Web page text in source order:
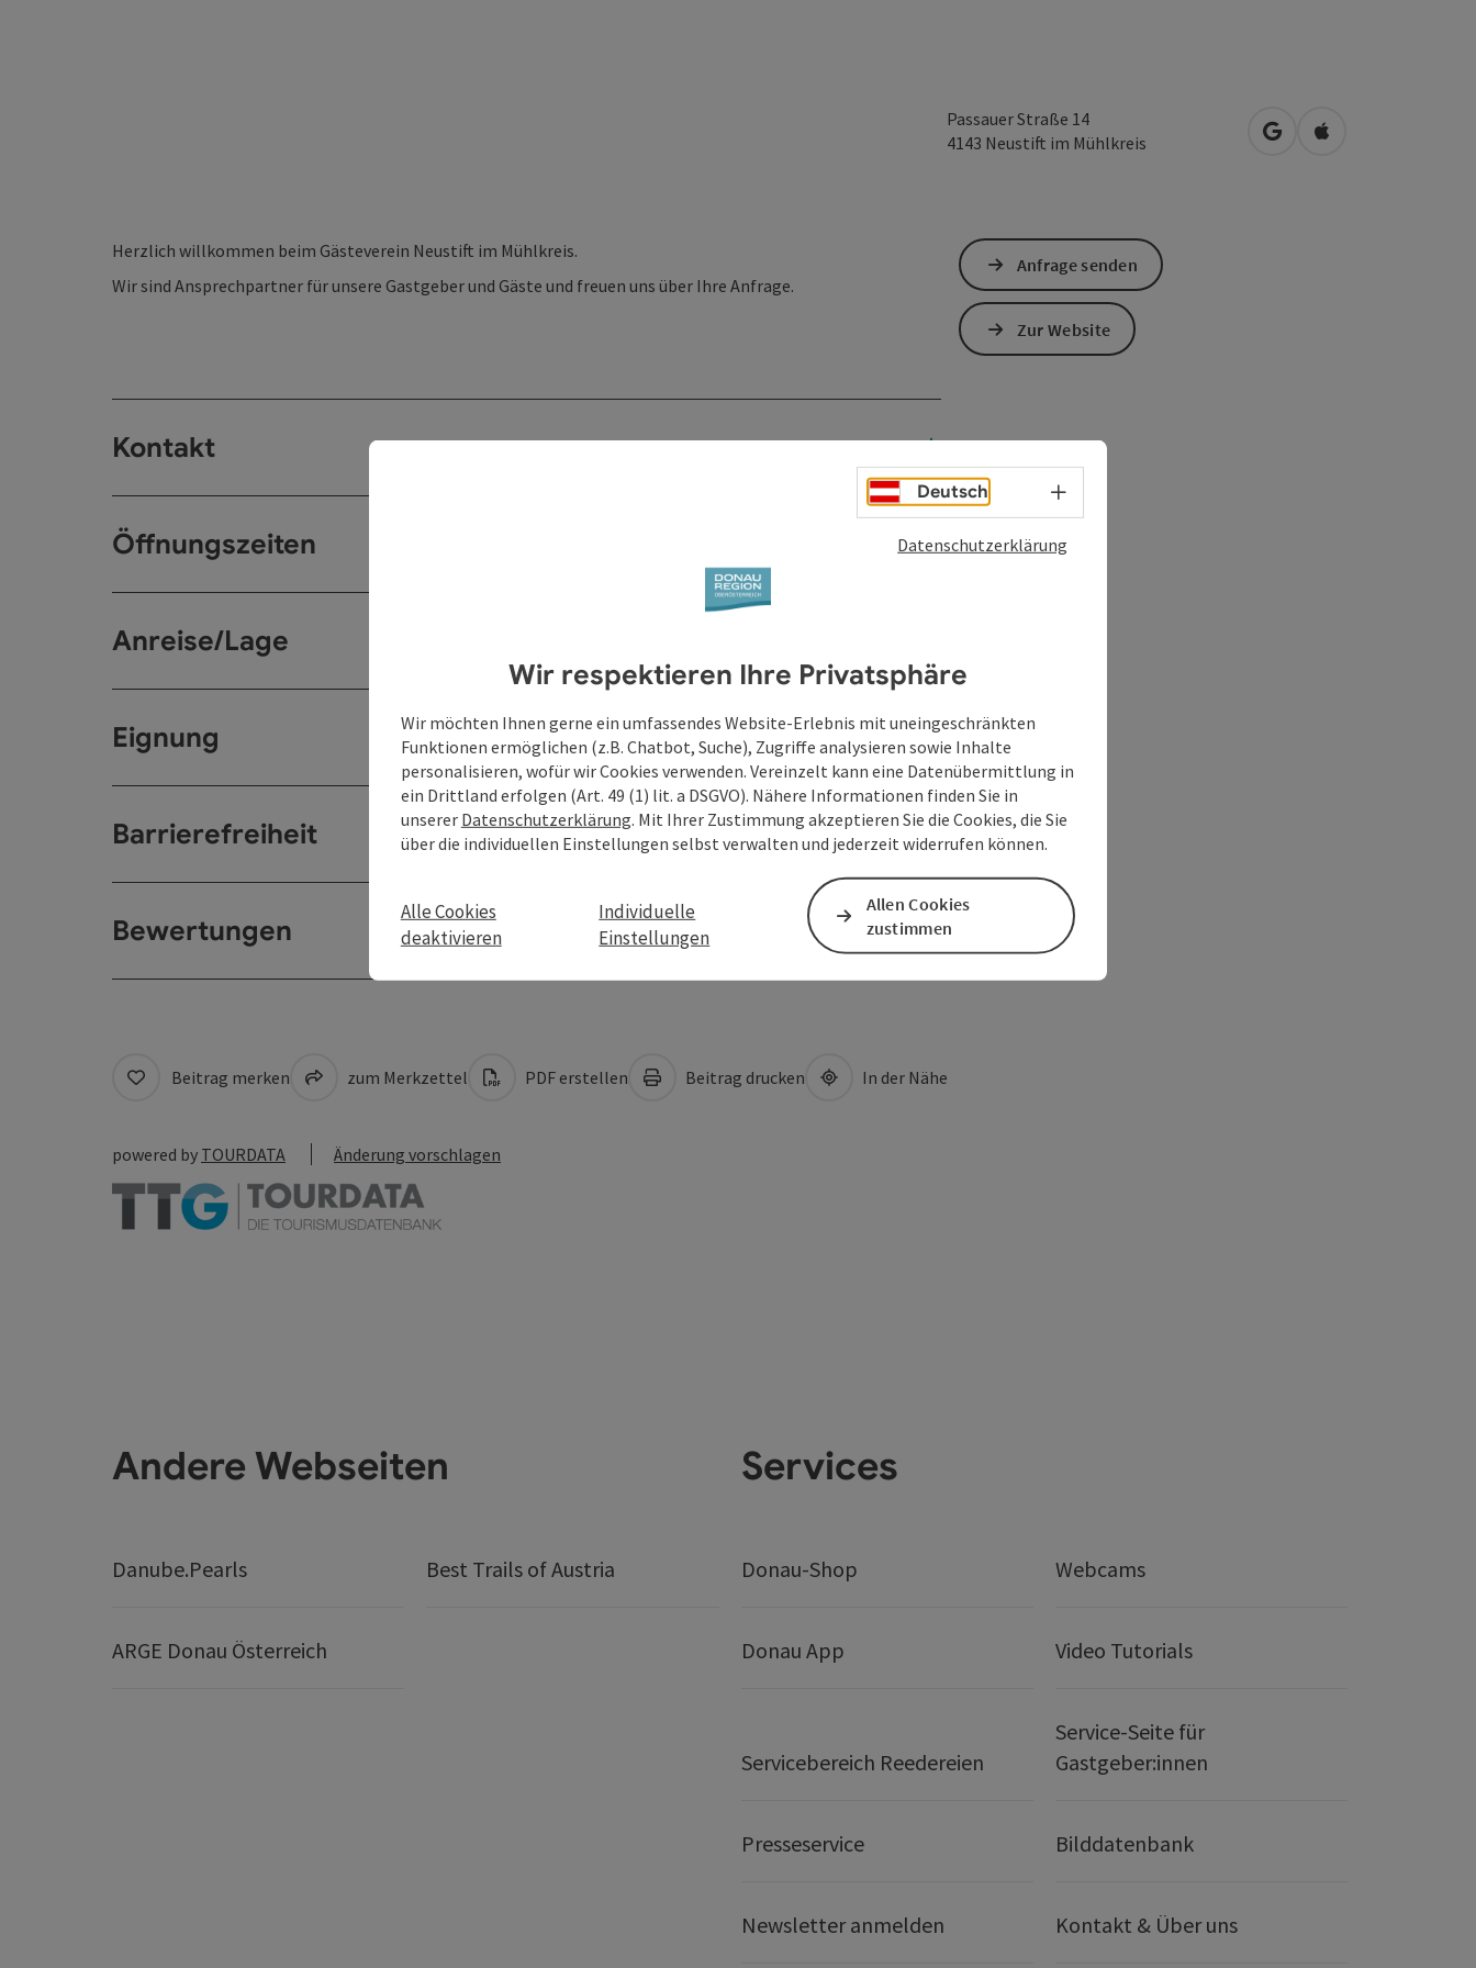
Passauer Straße 14
4143 Neustift im Mühlkreis in Google Maps öffnen
in Apple Maps
Herzlich willkommen beim Gästeverein Neustift im Mühlkreis.
Wir sind Ansprechpartner für unsere Gastgeber und Gäste und freuen uns über Ihre Anfrage.
Kontakt
Öffnungszeiten
Anreise/Lage
Eignung
Barrierefreiheit
Bewertungen
Anfrage senden
Zur Website
Beitrag merken zum Merkzettel PDF erstellen Beitrag drucken In der Nähe
powered by TOURDATA Änderung vorschlagen
Andere Webseiten
Danube.Pearls Best Trails of Austria
ARGE Donau Österreich
Services
Donau-Shop Webcams
Donau App Video Tutorials
Servicebereich Reedereien
Service-Seite für
Gastgeber:innen
Presseservice Bilddatenbank
Newsletter anmelden Kontakt & Über uns
Deutsch Sprachwahl - Menü öffnen
Datenschutzerklärung
Wir respektieren Ihre Privatsphäre
Wir möchten Ihnen gerne ein umfassendes Website-Erlebnis mit uneingeschränkten
Funktionen ermöglichen (z.B. Chatbot, Suche), Zugriffe analysieren sowie Inhalte
personalisieren, wofür wir Cookies verwenden. Vereinzelt kann eine Datenübermittlung in
ein Drittland erfolgen (Art. 49 (1) lit. a DSGVO). Nähere Informationen finden Sie in
unserer Datenschutzerklärung. Mit Ihrer Zustimmung akzeptieren Sie die Cookies, die Sie
über die individuellen Einstellungen selbst verwalten und jederzeit widerrufen können.
Alle Cookies
deaktivieren
Individuelle
Einstellungen
Allen Cookies
zustimmen